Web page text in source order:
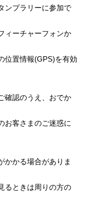
ンプラリーに参加で
ィーチャーフォンか
位置情報(GPS)を有効
確認のうえ、おでか
お客さまのご迷惑に
かかる場合がありま
るときは周りの方の